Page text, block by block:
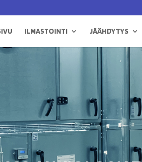
ILMASTOINTI JÄÄHDYTYS